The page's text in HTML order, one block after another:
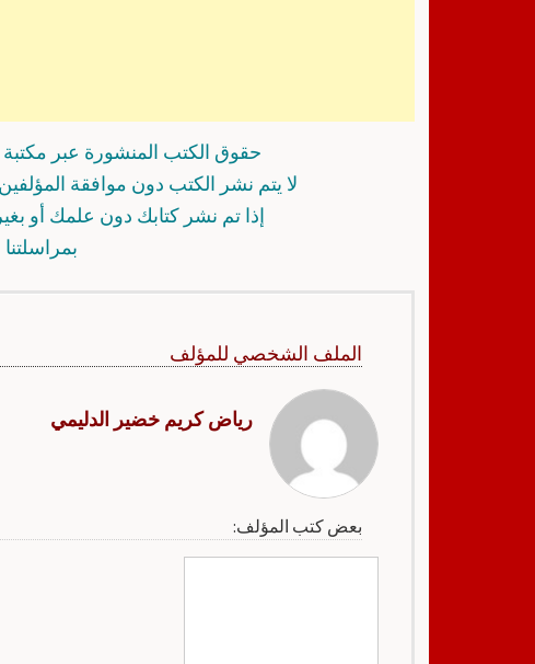
حقوق الكتب المنشورة عبر
لا يتم نشر الكتب دون موافقة
إذا تم نشر كتابك دون علمك أو
الملف الشخصي للمؤلف
رياض كريم خضير الدليمي
بعض كتب المؤلف: